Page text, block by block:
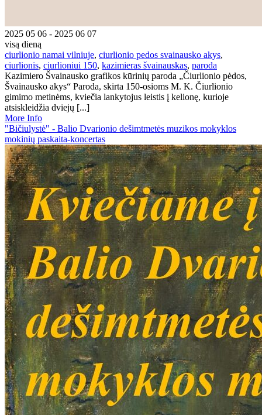
2025 05 06 - 2025 06 07
visą dieną
ciurlionio namai vilniuje, ciurlionio pedos svainausko akys,
ciurlionis, ciurlioniui 150, kazimieras švainauskas, paroda
Kazimiero Švainausko grafikos kūrinių paroda „Čiurlionio pėdos,
Švainausko akys“ Paroda, skirta 150-osioms M. K. Čiurlionio
gimimo metinėms, kviečia lankytojus leistis į kelionę, kurioje
atsiskleidžia dviejų [...]
More Info
"Bičiulystė" - Balio Dvarionio dešimtmetės muzikos mokyklos
mokinių paskaita-koncertas